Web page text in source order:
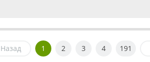
Назад 1 2 3 4 191